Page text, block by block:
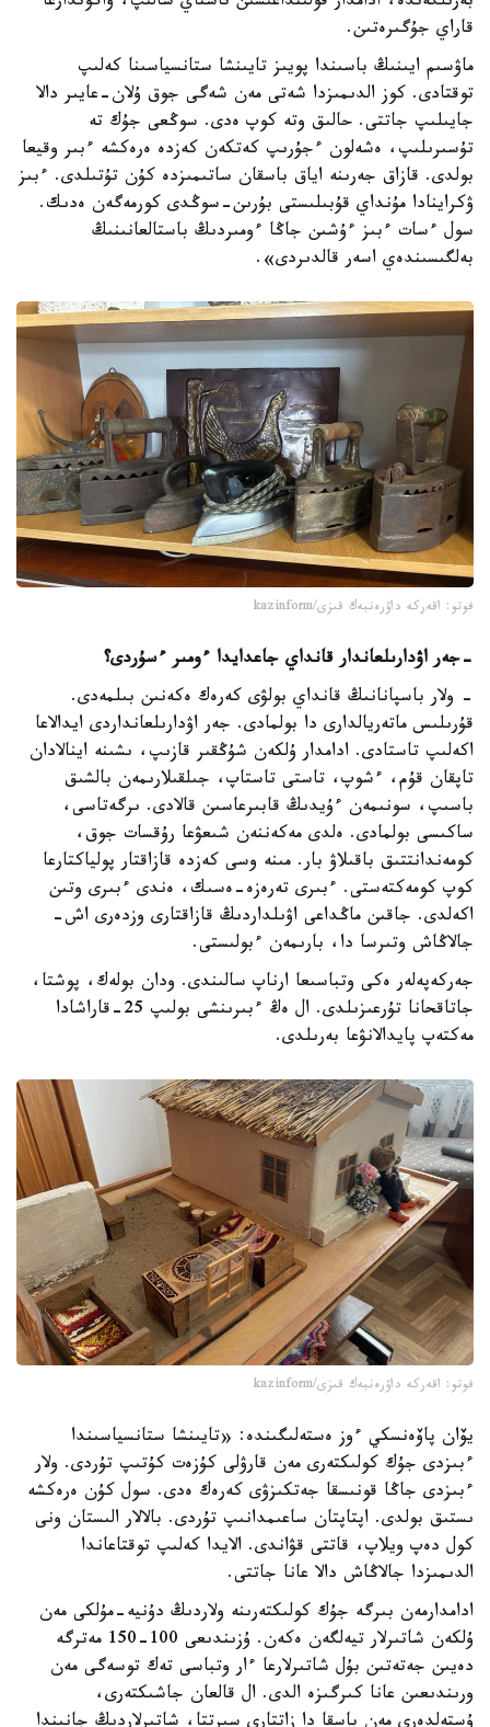
قاراي جۇگىرەتىن.
ماۋسىم ايىنىڭ باسىندا پويىز تايىنشا ستانسياسىنا كەلىپ
توقتادى. كوز الدىمىزدا شەتى مەن شەگى جوق ۇلان-عايىر دالا
جايىلىپ جاتتى. حالىق وتە كوپ ەدى. سوڭعى جۇك تە
تۇسىرىلىپ، ەشەلون ءجۇرىپ كەتكەن كەزدە ەرەكشە ءبىر وقيعا
بولدى. قازاق جەرىنە اياق باسقان ساتىمىزدە كۇن تۇتىلدى. ءبىز
ۋكراينادا مۇنداي قۇبىلىستى بۇرىن-سوڭدى كورمەگەن ەدىك.
سول ءسات ءبىز ءۇشىن جاڭا ءومىردىڭ باستالعانىنىڭ
بەلگىسىندەي اسەر قالدىردى».
فوتو: اقەركە داۋرەنبەك قىزى/kazinform
-جەر اۋدارىلعاندار قانداي جاعدايدا ءومىر ءسۇردى؟
- ولار باسپانانىڭ قانداي بولۋى كەرەك ەكەنىن بىلمەدى.
قۇرىلىس ماتەريالدارى دا بولمادى. جەر اۋدارىلعانداردى ايدالاعا
اكەلىپ تاستادى. ادامدار ۇلكەن شۇڭقىر قازىپ، ىشىنە اينالادان
تاپقان قۇم، ءشوپ، تاستى تاستاپ، جىلقىلارىمەن بالشىق
باسىپ، سونىمەن ءۇيدىڭ قابىرعاسىن قالادى. ىرگەتاسى،
ساكىسى بولمادى. ەلدى مەكەننەن شىعۋعا رۇقسات جوق،
كومەندانتتىق باقىلاۋ بار. مىنە وسى كەزدە قازاقتار پولياكتارعا
كوپ كومەكتەستى. ءبىرى تەرەزە-ەسىك، ەندى ءبىرى وتىن
اكەلدى. جاقىن ماڭداعى اۋىلداردىڭ قازاقتارى وزدەرى اش-
جالاڭاش وتىرسا دا، بارىمەن ءبولىستى.
جەركەپەلەر ەكى وتباسىعا ارناپ سالىندى. ودان بولەك، پوشتا،
جاتاقحانا تۇرعىزىلدى. ال ەڭ ءبىرىنشى بولىپ 25-قاراشادا
مەكتەپ پايدالانۋعا بەرىلدى.
فوتو: اقەركە داۋرەنبەك قىزى/kazinform
يۆان پاۆەنسكي ءوز ەستەلىگىندە: «تايىنشا ستانسياسىندا
ءبىزدى جۇك كولىكتەرى مەن قارۋلى كۇزەت كۇتىپ تۇردى. ولار
ءبىزدى جاڭا قونىسقا جەتكىزۋى كەرەك ەدى. سول كۇن ەرەكشە
ىستىق بولدى. اپتاپتان ساعىمدانىپ تۇردى. بالالار الىستان ونى
كول دەپ ويلاپ، قاتتى قۋاندى. الايدا كەلىپ توقتاعاندا
الدىمىزدا جالاڭاش دالا عانا جاتتى.
ادامدارمەن بىرگە جۇك كولىكتەرىنە ولاردىڭ دۇنيە-مۇلكى مەن
ۇلكەن شاتىرلار تيەلگەن ەكەن. ۇزىندىعى 100-150 مەترگە
دەيىن جەتەتىن بۇل شاتىرلارعا ءار وتباسى تەك توسەگى مەن
ورىندىعىن عانا كىرگىزە الدى. ال قالعان جاشىكتەرى،